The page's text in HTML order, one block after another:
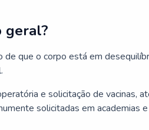
geral?
de que o corpo está em
e solicitação de vacinas,
solicitadas em academias